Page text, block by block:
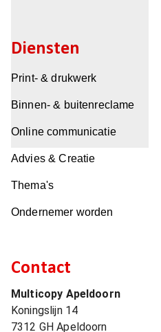
Diensten
Print- & drukwerk
Binnen- & buitenreclame
Online communicatie
Advies & Creatie
Thema's
Ondernemer worden
Contact
Multicopy Apeldoorn
Koningslijn 14
7312 GH Apeldoorn